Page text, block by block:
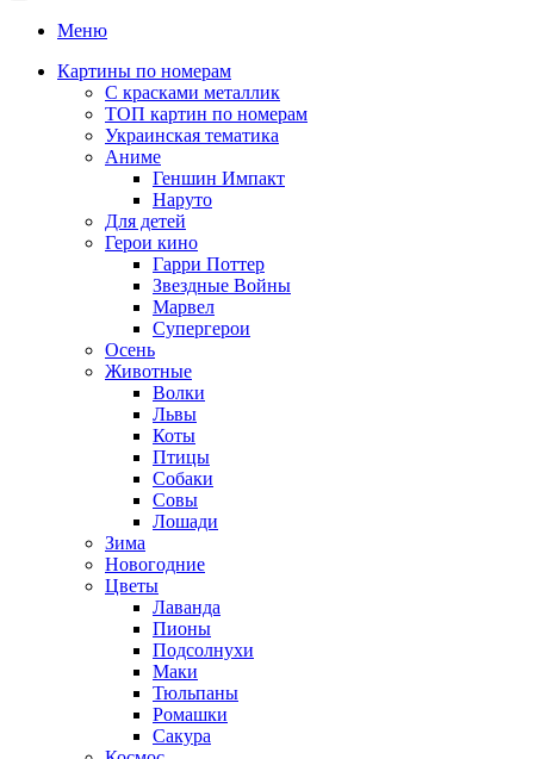
Меню
Картины по номерам
С красками металлик
ТОП картин по номерам
Украинская тематика
Аниме
Геншин Импакт
Наруто
Для детей
Герои кино
Гарри Поттер
Звездные Войны
Марвел
Супергерои
Осень
Животные
Волки
Львы
Коты
Птицы
Собаки
Совы
Лошади
Зима
Новогодние
Цветы
Лаванда
Пионы
Подсолнухи
Маки
Тюльпаны
Ромашки
Сакура